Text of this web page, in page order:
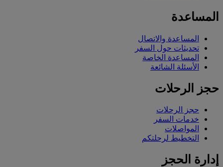
المساعدة
المساعدة والاتصال
تحديثات حول السفر
المساعدة الخاصة
الأسئلة الشائعة
حجز الرحلات
حجز الرحلات
خدمات السفر
المواصلات
التخطيط لرحلتكم
إدارة الحجز